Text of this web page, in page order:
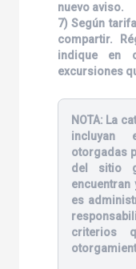
nuevo aviso.
7) Según
compartir.
indique en
excursiones
NOTA: La
incluyan
otorgadas
del sitio
es
criterios